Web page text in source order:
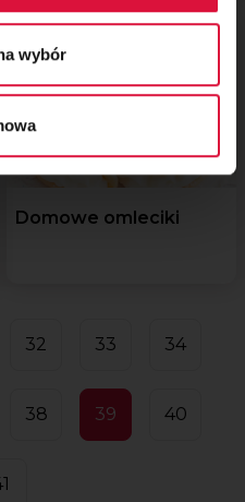
wybór
Domowe omleciki
32 33 34
38 39 40